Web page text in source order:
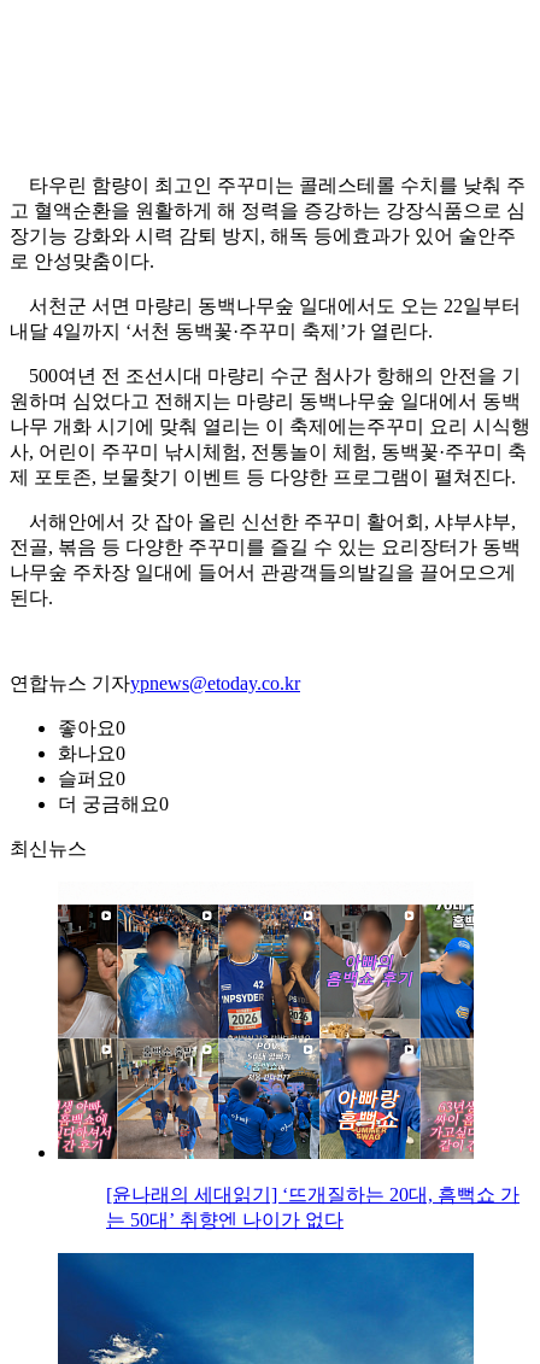
타우린 함량이 최고인 주꾸미는 콜레스테롤 수치를 낮춰 주
고 혈액순환을 원활하게 해 정력을 증강하는 강장식품으로 심
장기능 강화와 시력 감퇴 방지, 해독 등에효과가 있어 술안주
로 안성맞춤이다.
서천군 서면 마량리 동백나무숲 일대에서도 오는 22일부터
내달 4일까지 ‘서천 동백꽃·주꾸미 축제’가 열린다.
500여년 전 조선시대 마량리 수군 첨사가 항해의 안전을 기
원하며 심었다고 전해지는 마량리 동백나무숲 일대에서 동백
나무 개화 시기에 맞춰 열리는 이 축제에는주꾸미 요리 시식행
사, 어린이 주꾸미 낚시체험, 전통놀이 체험, 동백꽃·주꾸미 축
제 포토존, 보물찾기 이벤트 등 다양한 프로그램이 펼쳐진다.
서해안에서 갓 잡아 올린 신선한 주꾸미 활어회, 샤부샤부,
전골, 볶음 등 다양한 주꾸미를 즐길 수 있는 요리장터가 동백
나무숲 주차장 일대에 들어서 관광객들의발길을 끌어모으게
된다.
연합뉴스 기자ypnews@etoday.co.kr
좋아요0
화나요0
슬퍼요0
더 궁금해요0
최신뉴스
[윤나래의 세대읽기] ‘뜨개질하는 20대, 흠뻑쇼 가
는 50대’ 취향엔 나이가 없다